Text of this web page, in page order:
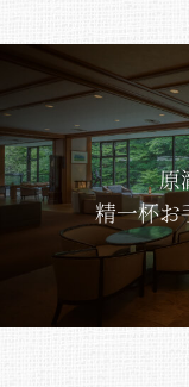
原
精一杯お